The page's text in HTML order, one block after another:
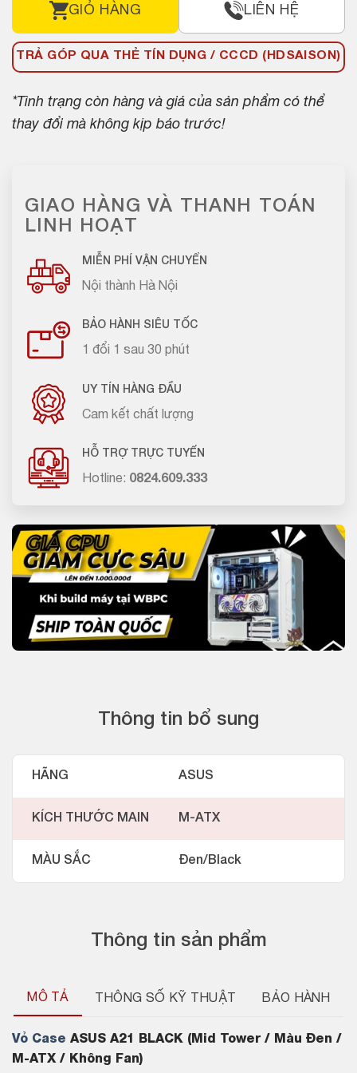
GIỎ HÀNG LIÊN HỆ
TRẢ GÓP QUA THẺ TÍN DỤNG / CCCD (HDSAISON)
*Tình trạng còn hàng và giá của sản phẩm có thể
thay đổi mà không kịp báo trước!
GIAO HÀNG VÀ THANH TOÁN
LINH HOẠT
MIỄN PHÍ VẬN CHUYỂN
Nội thành Hà Nội
BẢO HÀNH SIÊU TỐC
1 đổi 1 sau 30 phút
UY TÍN HÀNG ĐẦU
Cam kết chất lượng
HỖ TRỢ TRỰC TUYẾN
Hotline: 0824.609.333
Thông tin sản phẩm
MÔ TẢ THÔNG SỐ KỸ THUẬT BẢO HÀNH
Vỏ Case ASUS A21 BLACK (Mid Tower / Màu Đen /
M-ATX / Không Fan)
Thông tin bổ sung
HÃNG ASUS
KÍCH THƯỚC MAIN M-ATX
MÀU SẮC Đen/Black